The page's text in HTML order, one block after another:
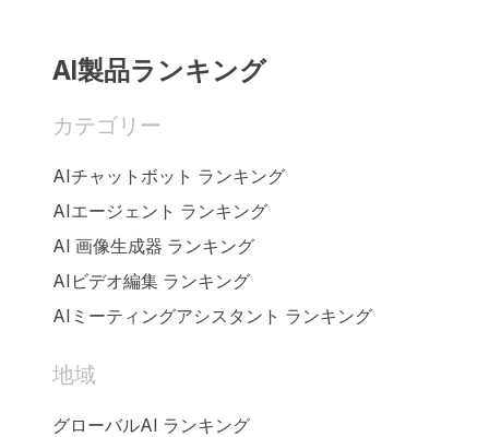
AI製品ランキング
カテゴリー
AIチャットボット ランキング
AIエージェント ランキング
AI 画像生成器 ランキング
AIビデオ編集 ランキング
AIミーティングアシスタント ランキング
地域
グローバルAI ランキング